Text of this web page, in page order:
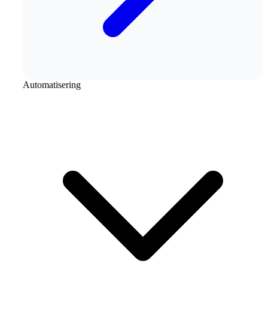
Automatisering